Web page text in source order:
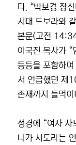
다. “박보경 장
시대 드보라와
본문(고전
이국진 목사가
등등을 포함하
서 언급했던 제
존재까지 들먹
성경에 “여자 사
녀가 사도라는